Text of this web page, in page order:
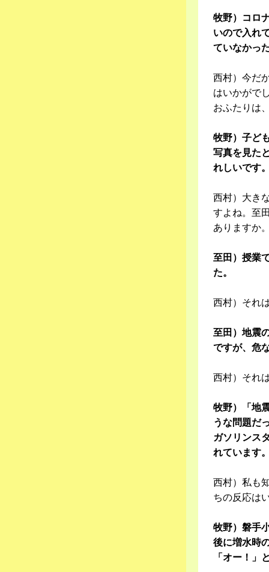
牧野）コロ
いので入れ
ていなかっ
西村）今だ
はいかがで
おふたりは
牧野）子ど
写真を見た
れしいです
西村）大き
すよね。至
ありますか
至田）授業
た。
西村）それ
至田）地震
ですが、危
西村）それ
牧野）「地
うな問題だ
ガソリンス
れています
西村）私も
ちの反応は
牧野）磐手
後に増水時
「オー！」